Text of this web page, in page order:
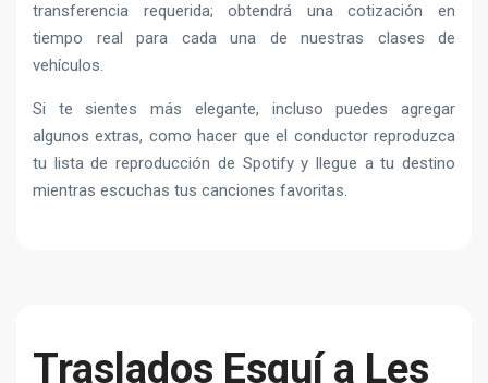
transferencia requerida; obtendrá una cotización en
tiempo real para cada una de nuestras clases de
vehículos.
Si te sientes más elegante, incluso puedes agregar
algunos extras, como hacer que el conductor reproduzca
tu lista de reproducción de Spotify y llegue a tu destino
mientras escuchas tus canciones favoritas.
Traslados Esquí a Les